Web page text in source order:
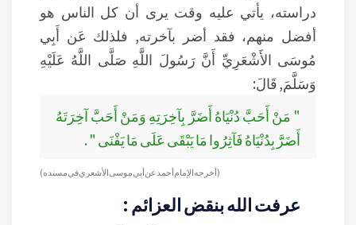
دراسته، يأتي عليه وقت يرى أن كل الناس هو
أفضل منهم، فقد أضر بآخرته, فلذلك عَن أَبِي
مُوسَى الأَشْعَرِيِّ أَنَّ رَسُولَ اللَّهِ صَلَّى اللَّهُ عَلَيْهِ
وَسَلَّمَ, قَالَ:
" مَنْ أَحَبَّ دُنْيَاهُ أَضَرَّ بِآخِرَتِهِ وَمَنْ أَحَبَّ آخِرَتَهُ
أَضَرَّ بِدُنْيَاهُ فَآثِرُوا مَا يَبْقَى عَلَى مَا يَفْنَى " .
(أخرجه الإمام أحمد عن أبي موسى الأشعري في مسنده )
عرفت الله بنقض العزائم :